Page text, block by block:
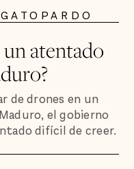
atentado
de drones en un
el gobierno
difícil de creer.